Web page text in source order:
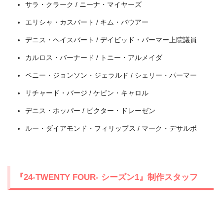
＼＼31日間無料!!お試し解約もOK／／
今すぐ無料でU-NEXTで見る
サラ・クラーク / ニーナ・マイヤーズ
エリシャ・カスバート / キム・バウアー
デニス・ヘイスバート / デイビッド・パーマー上院議員
カルロス・バーナード / トニー・アルメイダ
ペニー・ジョンソン・ジェラルド / シェリー・パーマー
リチャード・バージ / ケビン・キャロル
デニス・ホッパー / ビクター・ドレーゼン
ルー・ダイアモンド・フィリップス / マーク・デサルボ
『24-TWENTY FOUR- シーズン1』制作スタッフ